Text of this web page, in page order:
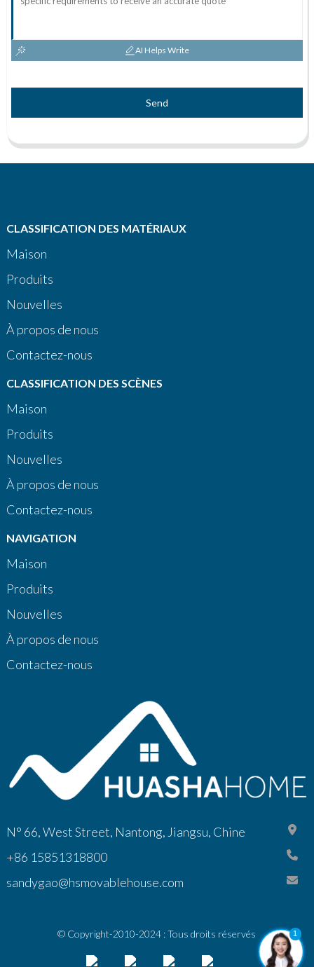
AI Helps Write
Send
CLASSIFICATION DES MATÉRIAUX
Maison
Produits
Nouvelles
À propos de nous
Contactez-nous
CLASSIFICATION DES SCÈNES
Maison
Produits
Nouvelles
À propos de nous
Contactez-nous
NAVIGATION
Maison
Produits
Nouvelles
À propos de nous
Contactez-nous
N° 66, West Street, Nantong, Jiangsu, Chine
+86 15851318800
sandygao@hsmovablehouse.com
© Copyright-2010-2024 : Tous droits réservés 1